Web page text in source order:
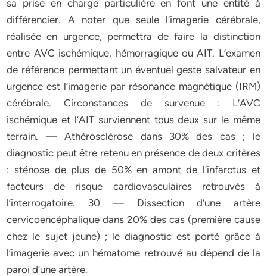
sa prise en charge particulière en font une entité à
différencier. A noter que seule l’imagerie cérébrale,
réalisée en urgence, permettra de faire la distinction
entre AVC ischémique, hémorragique ou AIT. L’examen
de référence permettant un éventuel geste salvateur en
urgence est l’imagerie par résonance magnétique (IRM)
cérébrale. Circonstances de survenue : L’AVC
ischémique et l’AIT surviennent tous deux sur le même
terrain. — Athérosclérose dans 30% des cas ; le
diagnostic peut être retenu en présence de deux critères
: sténose de plus de 50% en amont de l’infarctus et
facteurs de risque cardiovasculaires retrouvés à
l’interrogatoire. 30 — Dissection d’une artère
cervicoencéphalique dans 20% des cas (première cause
chez le sujet jeune) ; le diagnostic est porté grâce à
l’imagerie avec un hématome retrouvé au dépend de la
paroi d’une artère.